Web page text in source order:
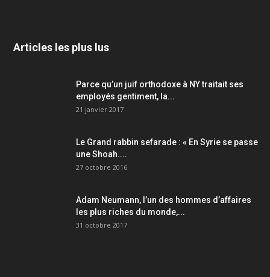
Articles les plus lus
Parce qu’un juif orthodoxe à NY traitait ses
employés gentiment, la...
21 janvier 2017
Le Grand rabbin sefarade : « En Syrie se passe
une Shoah....
27 octobre 2016
Adam Neumann, l’un des hommes d’affaires
les plus riches du monde,...
31 octobre 2017